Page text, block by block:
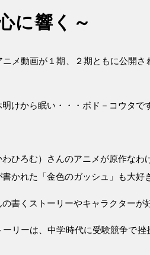
に響く～
ニメ動画が１期、２期ともに公開
けから眠い・・・ボド－コウタで
ひろむ）さんのアニメが原作なわ
かれた「金色のガッシュ」も大好
書くストーリーやキャラクターが
ーリーは、中学時代に受験競争で